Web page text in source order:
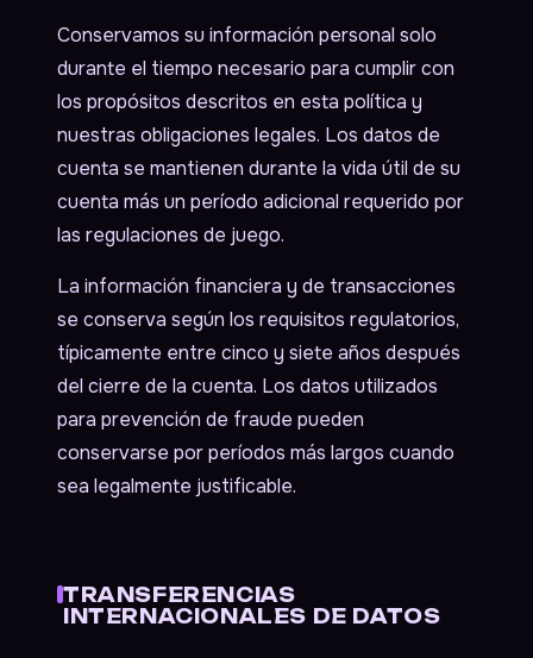
Conservamos su información personal solo
durante el tiempo necesario para cumplir con
los propósitos descritos en esta política y
nuestras obligaciones legales. Los datos de
cuenta se mantienen durante la vida útil de su
cuenta más un período adicional requerido por
las regulaciones de juego.
La información financiera y de transacciones
se conserva según los requisitos regulatorios,
típicamente entre cinco y siete años después
del cierre de la cuenta. Los datos utilizados
para prevención de fraude pueden
conservarse por períodos más largos cuando
sea legalmente justificable.
TRANSFERENCIAS
INTERNACIONALES DE DATOS